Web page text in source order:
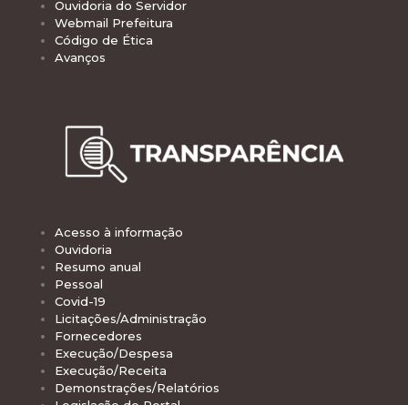
Ouvidoria do Servidor
Webmail Prefeitura
Código de Ética
Avanços
Acesso à informação
Ouvidoria
Resumo anual
Pessoal
Covid-19
Licitações/Administração
Fornecedores
Execução/Despesa
Execução/Receita
Demonstrações/Relatórios